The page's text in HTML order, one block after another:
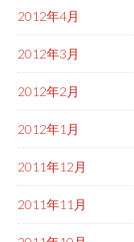
2012年4月
2012年3月
2012年2月
2012年1月
2011年12月
2011年11月